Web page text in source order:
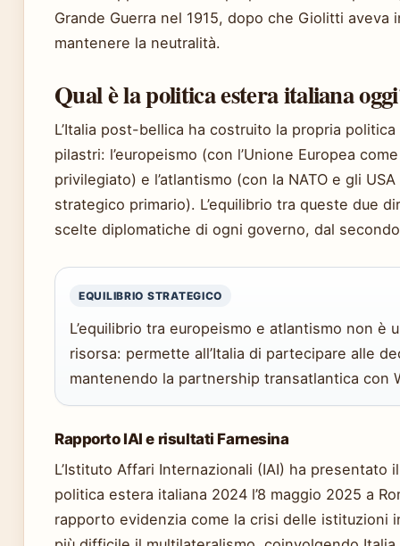
Grande Guerra nel 1915, dopo che Giolitti aveva
mantenere la neutralità.
Qual è la politica estera italiana
L’Italia post-bellica ha costruito la propria
pilastri: l’europeismo (con l’Unione Europea
privilegiato) e l’atlantismo (con la NATO e gli
strategico primario). L’equilibrio tra queste due
scelte diplomatiche di ogni governo, dal
EQUILIBRIO STRATEGICO
L’equilibrio tra europeismo e atlantismo non è
risorsa: permette all’Italia di partecipare alle
mantenendo la partnership transatlantica con
Rapporto IAI e risultati Farnesina
L’Istituto Affari Internazionali (IAI) ha presentato
politica estera italiana 2024 l’8 maggio 2025 a
rapporto evidenzia come la crisi delle istituzioni